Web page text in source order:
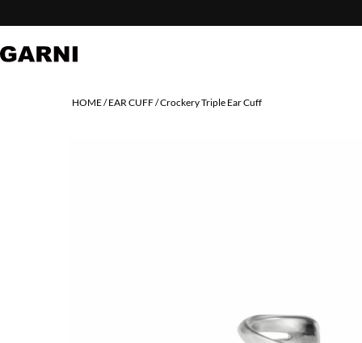
HOME EAR CUFF Crockery Triple Ear Cuff